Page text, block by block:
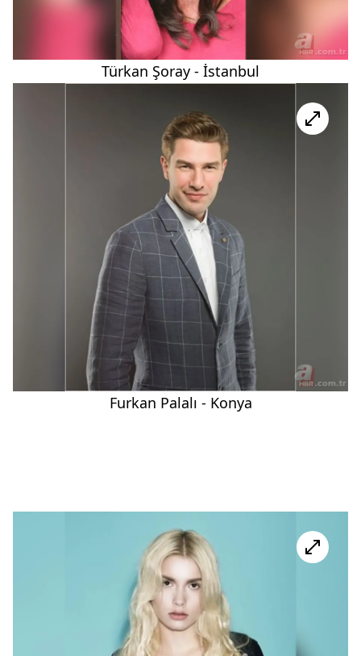
Türkan Şoray - İstanbul
Furkan Palalı - Konya